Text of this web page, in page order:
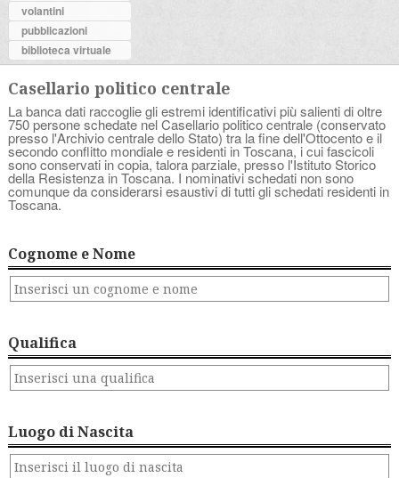
volantini
pubblicazioni
biblioteca virtuale
Casellario politico centrale
La banca dati raccoglie gli estremi identificativi più salienti di oltre
750 persone schedate nel Casellario politico centrale (conservato
presso l'Archivio centrale dello Stato) tra la fine dell'Ottocento e il
secondo conflitto mondiale e residenti in Toscana, i cui fascicoli
sono conservati in copia, talora parziale, presso l'Istituto Storico
della Resistenza in Toscana. I nominativi schedati non sono
comunque da considerarsi esaustivi di tutti gli schedati residenti in
Toscana.
Cognome e Nome
Qualifica
Luogo di Nascita